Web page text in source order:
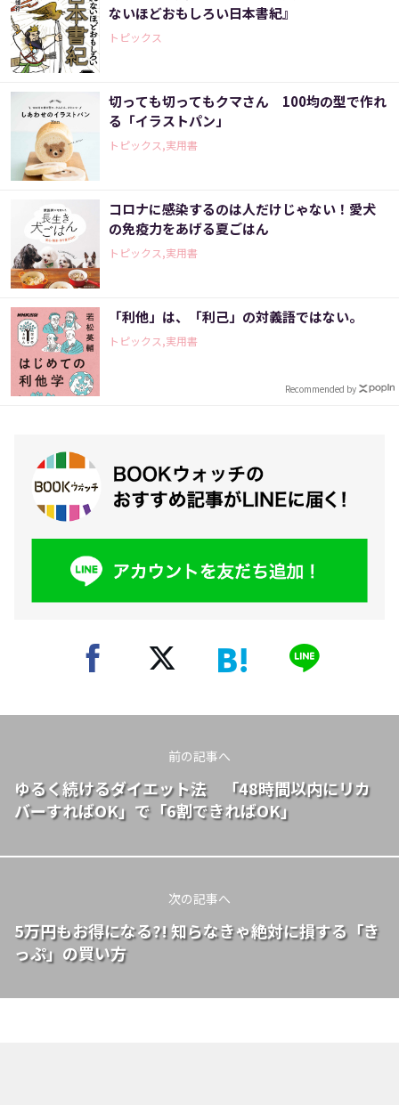
ないほどおもしろい日本書紀』
トピックス
切っても切ってもクマさん 100均の型で作れ
る「イラストパン」
トピックス,実用書
コロナに感染するのは人だけじゃない！愛犬
の免疫力をあげる夏ごはん
トピックス,実用書
「利他」は、「利己」の対義語ではない。
トピックス,実用書
Recommended by
前の記事へ
ゆるく続けるダイエット法 「48時間以内にリカ
バーすればOK」で「6割できればOK」
次の記事へ
5万円もお得になる?! 知らなきゃ絶対に損する「き
っぷ」の買い方